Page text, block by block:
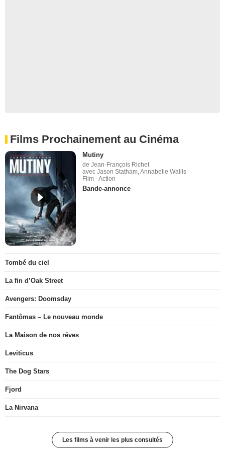
Films Prochainement au Cinéma
Mutiny
de Jean-François Richet
avec Jason Statham, Annabelle Wallis
Film - Action
Bande-annonce
Tombé du ciel
La fin d’Oak Street
Avengers: Doomsday
Fantômas – Le nouveau monde
La Maison de nos rêves
Leviticus
The Dog Stars
Fjord
La Nirvana
Les films à venir les plus consultés